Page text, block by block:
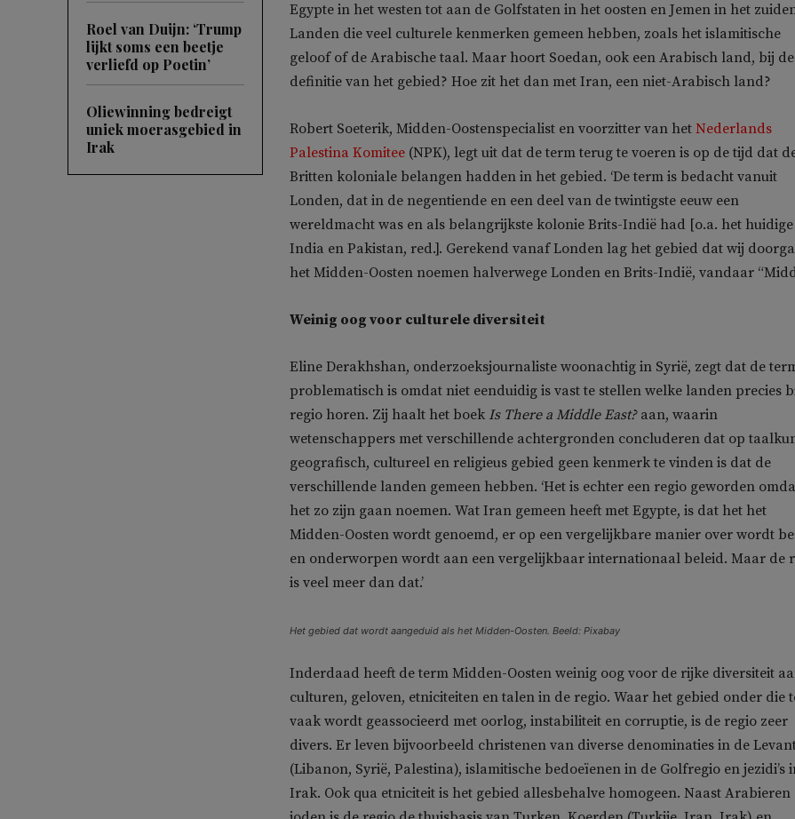
Roel van Duijn: ‘Trump
lijkt soms een beetje
verliefd op Poetin’
Oliewinning bedreigt
uniek moerasgebied in
Irak
Egypte in het westen tot aan de Golfstaten in het oosten en Jemen in het
Landen die veel culturele kenmerken gemeen hebben, zoals het islamitische
geloof of de Arabische taal. Maar hoort Soedan, ook een Arabisch land, bij
definitie van het gebied? Hoe zit het dan met Iran, een niet-Arabisch land?
Robert Soeterik, Midden-Oostenspecialist en voorzitter van het Nederlands
Palestina Komitee (NPK), legt uit dat de term terug te voeren is op de tijd dat
Britten koloniale belangen hadden in het gebied. ‘De term is bedacht vanuit
Londen, dat in de negentiende en een deel van de twintigste eeuw een
wereldmacht was en als belangrijkste kolonie Brits-Indië had [o.a. het huidige
India en Pakistan, red.]. Gerekend vanaf Londen lag het gebied dat wij
het Midden-Oosten noemen halverwege Londen en Brits-Indië, vandaar
Weinig oog voor culturele diversiteit
Eline Derakhshan, onderzoeksjournaliste woonachtig in Syrië, zegt dat de
problematisch is omdat niet eenduidig is vast te stellen welke landen precies
regio horen. Zij haalt het boek Is There a Middle East?aan, waarin
wetenschappers met verschillende achtergronden concluderen dat op
geografisch, cultureel en religieus gebied geen kenmerk te vinden is dat de
verschillende landen gemeen hebben. ‘Het is echter een regio geworden
het zo zijn gaan noemen. Wat Iran gemeen heeft met Egypte, is dat het het
Midden-Oosten wordt genoemd, er op een vergelijkbare manier over wordt
en onderworpen wordt aan een vergelijkbaar internationaal beleid. Maar de
is veel meer dan dat.’
Het gebied dat wordt aangeduid als het Midden-Oosten. Beeld: Pixabay
Inderdaad heeft de term Midden-Oosten weinig oog voor de rijke diversiteit
culturen, geloven, etniciteiten en talen in de regio. Waar het gebied onder die
vaak wordt geassocieerd met oorlog, instabiliteit en corruptie, is de regio zeer
divers. Er leven bijvoorbeeld christenen van diverse denominaties in de
(Libanon, Syrië, Palestina), islamitische bedoeïenen in de Golfregio en jezidi’s
Irak. Ook qua etniciteit is het gebied allesbehalve homogeen. Naast Arabieren